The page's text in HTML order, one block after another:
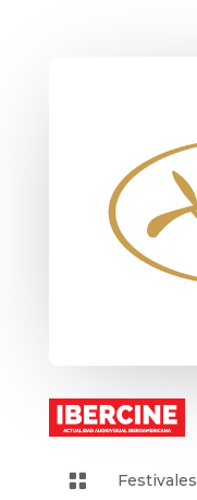
 Festivales